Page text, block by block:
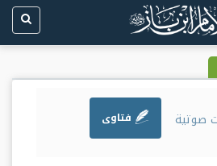
صوتية فتاوى